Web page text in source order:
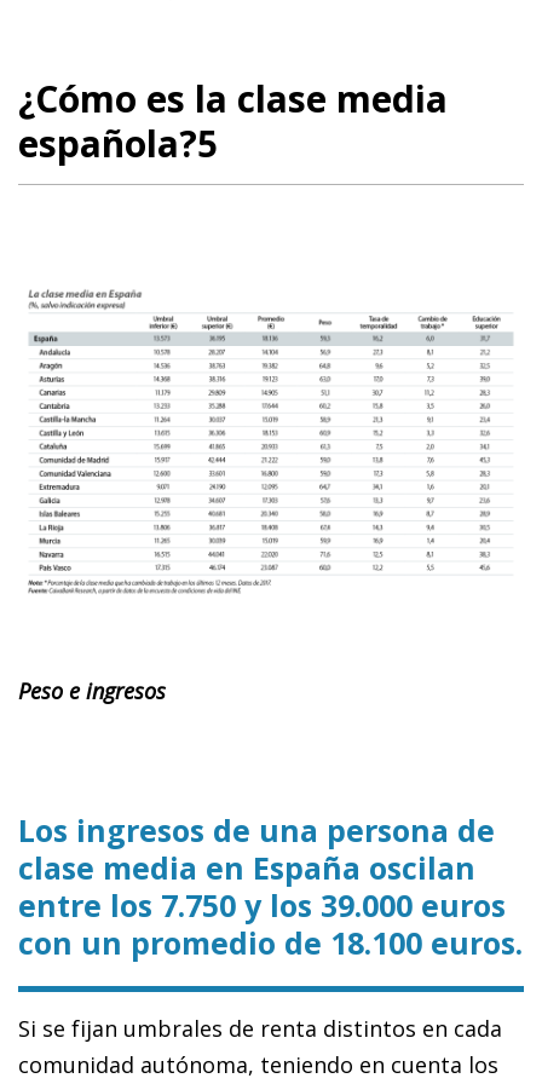
¿Cómo es la clase media
española?5
Peso e ingresos
Los ingresos de una persona de
clase media en España oscilan
entre los 7.750 y los 39.000 euros
con un promedio de 18.100 euros.
Si se fijan umbrales de renta distintos en cada
comunidad autónoma, teniendo en cuenta los